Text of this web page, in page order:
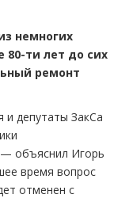
немногих
ти лет до сих
ремонт
депутаты ЗакСа
— объяснил Игорь
время вопрос
отменен с